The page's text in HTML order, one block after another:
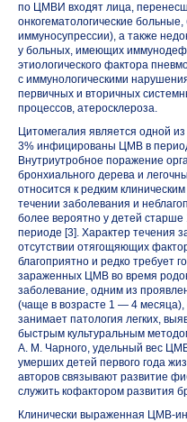
по ЦМВИ входят лица,
онкогематологические
иммуносупрессии), а также
у больных, имеющих
этиологического фактора
с иммунологическими
первичных и вторичных
процессов, атеросклероза.
Цитомегалия является одной
3% инфицированы ЦМВ в период
Внутриутробное поражение
бронхиального дерева и
относится к редким
течении заболевания и
более вероятно у детей
периоде [3]. Характер течения
отсутствии отягощяющих
благоприятно и редко требует
зараженных ЦМВ во время
заболевание, одним из
(чаще в возрасте 1 — 4
занимает патология легких,
быстрым культуральным
А. М. Чарного, удельный вес
умерших детей первого года
авторов связывают развитие
служить кофактором развития
Клинически выраженная ЦМВ-